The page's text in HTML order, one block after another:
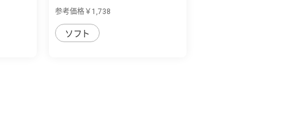
参考価格￥1,738
ソフト